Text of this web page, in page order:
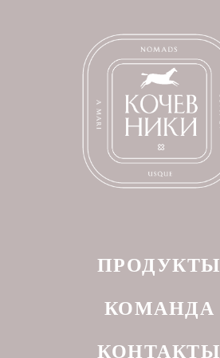
ПРОДУКТЫ
КОМАНДА
КОНТАКТЫ